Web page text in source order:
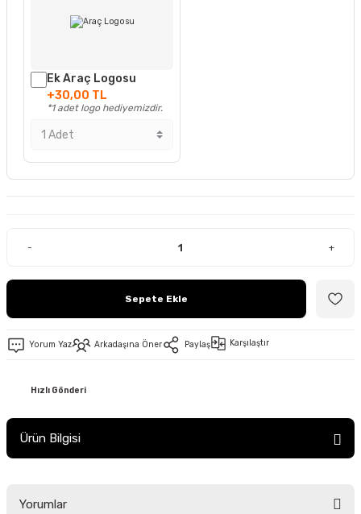
Ek Araç Logosu
+30,00 TL
*1 adet logo hediyemizdir.
- +
Sepete Ekle
Yorum Yaz Arkadaşına Öner Paylaş Karşılaştır
Hızlı Gönderi
Ürün Bilgisi
Yorumlar